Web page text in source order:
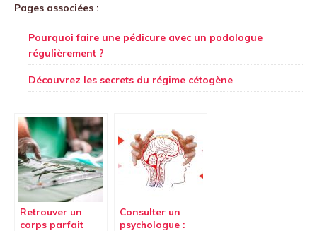
Pages associées :
Pourquoi faire une pédicure avec un podologue
régulièrement ?
Découvrez les secrets du régime cétogène
Retrouver un
corps parfait
Consulter un
psychologue :